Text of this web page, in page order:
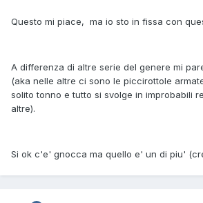
Questo mi piace, ma io sto in fissa con
A differenza di altre serie del genere mi
(aka nelle altre ci sono le piccirottole
solito tonno e tutto si svolge in improbabili
altre).
Si ok c'e' gnocca ma quello e' un di piu'